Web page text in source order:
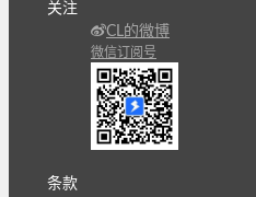
关注
CL的微博
微信订阅号
条款